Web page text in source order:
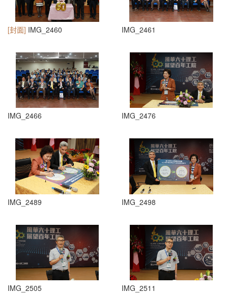
[封面] IMG_2460 IMG_2461
IMG_2466 IMG_2476
IMG_2489 IMG_2498
IMG_2505 IMG_2511